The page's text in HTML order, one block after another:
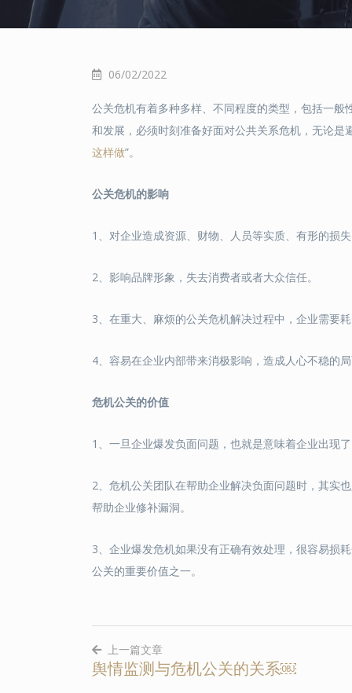
06/02/2022
公关危机有着多种多样、不同程度的类型，包括一
和发展，必须时刻准备好面对公共关系危机，无论
这样做”。
公关危机的影响
1、对企业造成资源、财物、人员等实质、有形的损失
2、影响品牌形象，失去消费者或者大众信任。
3、在重大、麻烦的公关危机解决过程中，企业需要
4、容易在企业内部带来消极影响，造成人心不稳的局
危机公关的价值
1、一旦企业爆发负面问题，也就是意味着企业出现
2、危机公关团队在帮助企业解决负面问题时，其实
帮助企业修补漏洞。
3、企业爆发危机如果没有正确有效处理，很容易损
公关的重要价值之一。
文
上一篇文章
舆情监测与危机公关的关系￼